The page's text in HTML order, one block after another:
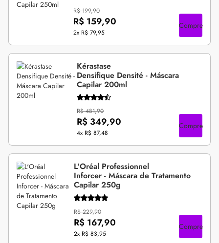
R$ 199,90
R$ 159,90
2x R$ 79,95
Compre
Kérastase
Densifique Densité - Máscara
Capilar 200ml
R$ 481,90
R$ 349,90
4x R$ 87,48
Compre
L'Oréal Professionnel
Inforcer - Máscara de Tratamento
Capilar 250g
R$ 229,90
R$ 167,90
2x R$ 83,95
Compre